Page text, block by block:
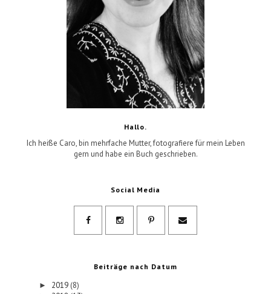
Hallo.
Ich heiße Caro, bin mehrfache Mutter, fotografiere für mein Leben
gern und habe ein Buch geschrieben.
Social Media
Beiträge nach Datum
► 2019 (8)